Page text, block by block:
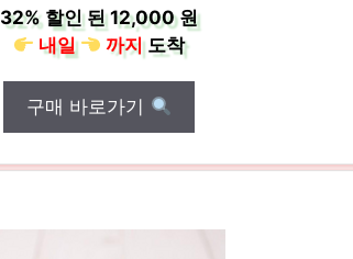
32%할인 된12,000 원
내일
까지도착
구매 바로가기